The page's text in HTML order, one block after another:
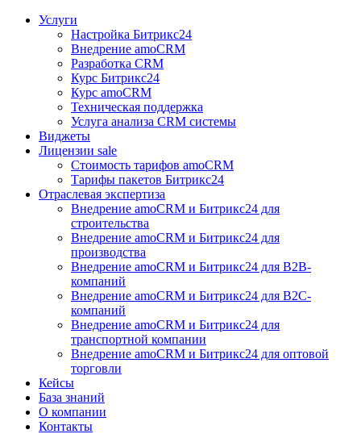
Услуги
Настройка Битрикс24
Внедрение amoCRM
Разработка CRM
Курс Битрикс24
Курс amoCRM
Техническая поддержка
Услуга анализа CRM системы
Виджеты
Лицензии sale
Стоимость тарифов amoCRM
Тарифы пакетов Битрикс24
Отраслевая экспертиза
Внедрение amoCRM и Битрикс24 для
строительства
Внедрение amoCRM и Битрикс24 для
производства
Внедрение amoCRM и Битрикс24 для В2В-
компаний
Внедрение amoCRM и Битрикс24 для В2С-
компаний
Внедрение amoCRM и Битрикс24 для
транспортной компании
Внедрение amoCRM и Битрикс24 для оптовой
торговли
Кейсы
База знаний
О компании
Контакты